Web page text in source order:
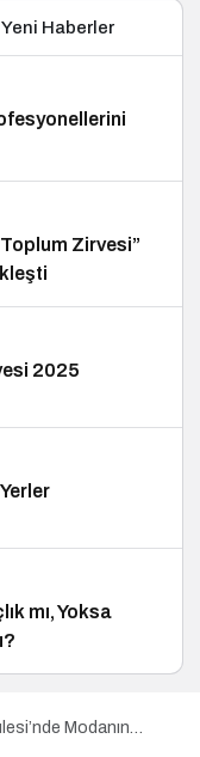
Yeni Haberler
Zirvesi”
2025
mı, Yoksa
Modanın